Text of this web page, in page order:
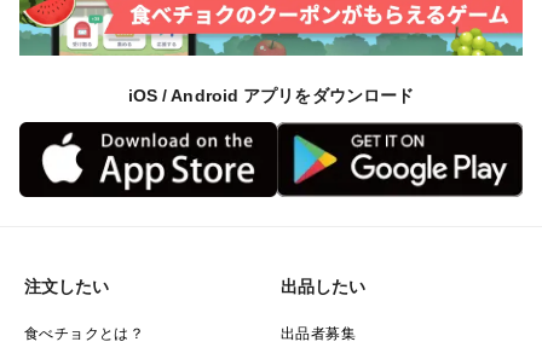
iOS / Android アプリをダウンロード
注文したい
食べチョクとは？
出品したい
出品者募集